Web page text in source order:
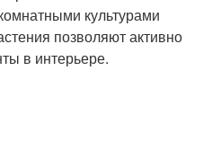
культурами
позволяют активно
в интерьере.